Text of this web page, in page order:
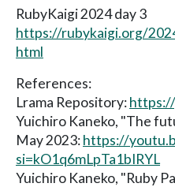
RubyKaigi 2024 day 3
https://rubykaigi.org/
html
References:
Lrama Repository:
Yuichiro Kaneko, "The
May 2023:https://
si=kO1q6mLpTa1bIRYL
Yuichiro Kaneko, "Ruby